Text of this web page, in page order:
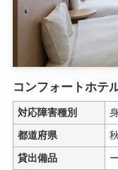
コンフォートホテ
対応障害種別
都道府県
貸出備品
ー